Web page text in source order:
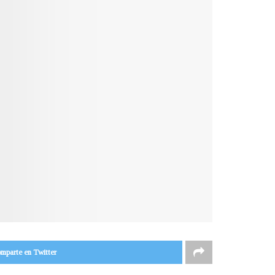
en Twitter